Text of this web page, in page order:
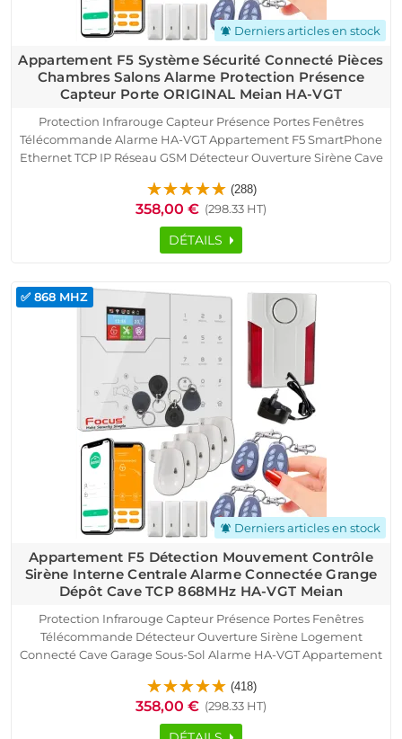
notifications_active Derniers articles en stock
Appartement F5 Système Sécurité Connecté Pièces
Chambres Salons Alarme Protection Présence
Capteur Porte ORIGINAL Meian HA-VGT
Protection Infrarouge Capteur Présence Portes Fenêtres
Télécommande Alarme HA-VGT Appartement F5 SmartPhone
Ethernet TCP IP Réseau GSM Détecteur Ouverture Sirène Cave
Pyroélectrique Contrôle Accès RFID
(288)
358,00 € (298.33 HT)
DÉTAILS
notifications_active Derniers articles en stock
✅ 868 MHZ
Appartement F5 Détection Mouvement Contrôle
Sirène Interne Centrale Alarme Connectée Grange
Dépôt Cave TCP 868MHz HA-VGT Meian
Protection Infrarouge Capteur Présence Portes Fenêtres
Télécommande Détecteur Ouverture Sirène Logement
Connecté Cave Garage Sous-Sol Alarme HA-VGT Appartement
Mouvement Pyroélectrique Contrôle Accès RFID
(418)
358,00 € (298.33 HT)